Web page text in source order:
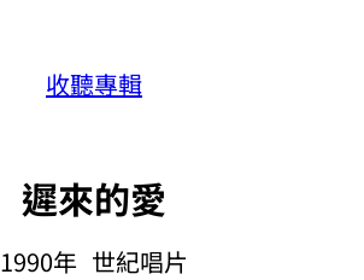
收聽專輯
遲來的愛
1990年 世紀唱片